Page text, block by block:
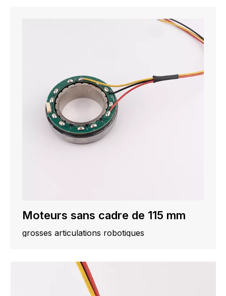
Moteurs sans cadre de 115 mm
grosses articulations robotiques